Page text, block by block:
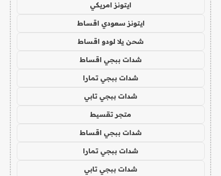
ايتونز امريكي
ايتونز سعودي اقساط
شحن يلا لودو اقساط
شدات ببجي اقساط
شدات ببجي تمارا
شدات ببجي تابي
متجر تقسيط
شدات ببجي اقساط
شدات ببجي تمارا
شدات ببجي تابي